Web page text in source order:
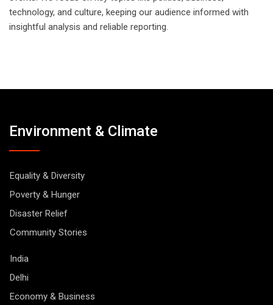
technology, and culture, keeping our audience informed with
insightful analysis and reliable reporting.
Environment & Climate
Equality & Diversity
Poverty & Hunger
Disaster Relief
Community Stories
India
Delhi
Economy & Business